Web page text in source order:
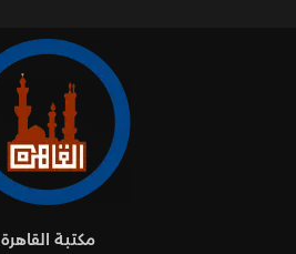
مكتبة القاهرة